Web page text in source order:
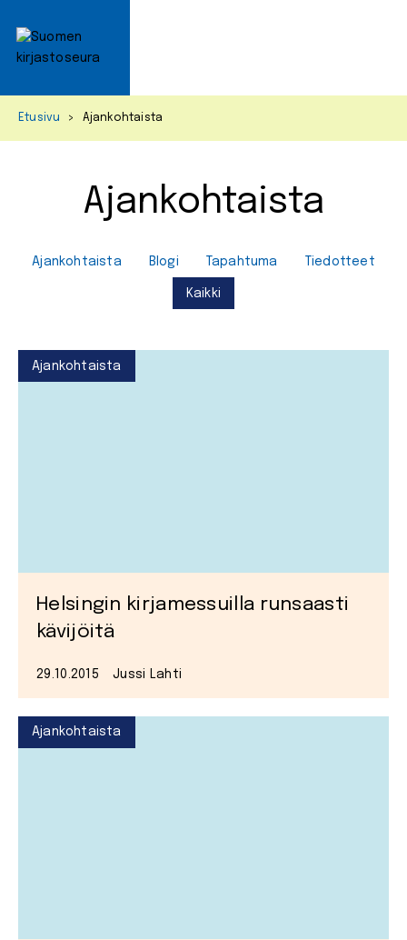
Etusivu > Ajankohtaista
Ajankohtaista
Ajankohtaista Blogi Tapahtuma Tiedotteet
Kaikki
Helsingin kirjamessuilla runsaasti
kävijöitä
29.10.2015 Jussi Lahti
Ajankohtaista
Ajankohtaista